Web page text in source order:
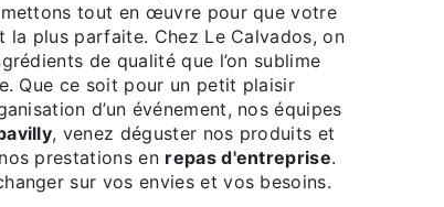
tout en œuvre pour que votre
la plus parfaite. Chez Le Calvados, on
de qualité que l’on sublime
Que ce soit pour un petit plaisir
d’un événement, nos équipes
, venez déguster nos produits et
prestations en repas d'entreprise.
sur vos envies et vos besoins.